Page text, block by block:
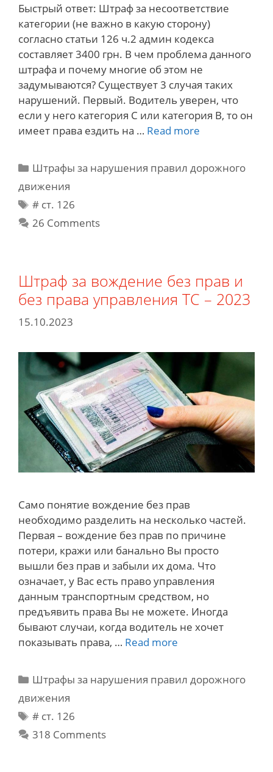
Быстрый ответ: Штраф за несоответствие
категории (не важно в какую сторону)
согласно статьи 126 ч.2 админ кодекса
составляет 3400 грн. В чем проблема данного
штрафа и почему многие об этом не
задумываются? Существует 3 случая таких
нарушений. Первый. Водитель уверен, что
если у него категория С или категория B, то он
имеет права ездить на … Read more
“без
Categories
Штрафы за нарушения правил дорожного
движения
Tags
# cт. 126
26 Comments
Штраф за вождение без прав и
без права управления ТС – 2023
15.10.2023
Само понятие вождение без прав
необходимо разделить на несколько частей.
Первая – вождение без прав по причине
потери, кражи или банально Вы просто
вышли без прав и забыли их дома. Что
означает, у Вас есть право управления
данным транспортным средством, но
предъявить права Вы не можете. Иногда
бывают случаи, когда водитель не хочет
показывать права, … Read more
без
Categories
Штрафы за нарушения правил дорожного
движения
Tags
# cт. 126
318 Comments